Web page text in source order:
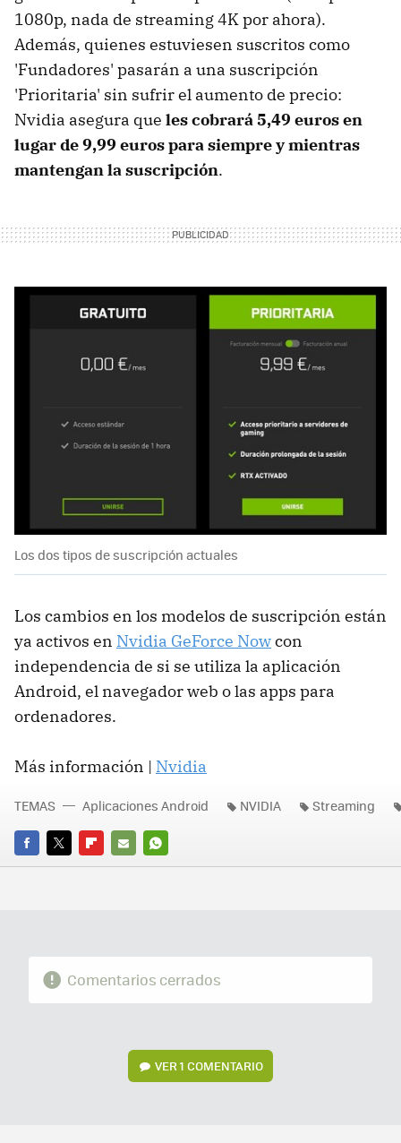
1080p, nada de streaming 4K por ahora).
Además, quienes estuviesen suscritos como
'Fundadores' pasarán a una suscripción
'Prioritaria' sin sufrir el aumento de precio:
Nvidia asegura que les cobrará 5,49 euros en
lugar de 9,99 euros para siempre y mientras
mantengan la suscripción.
Los dos tipos de suscripción actuales
Los cambios en los modelos de suscripción están
ya activos en Nvidia GeForce Nowcon
independencia de si se utiliza la aplicación
Android, el navegador web o las apps para
ordenadores.
Más información | Nvidia
FACEBOOK
TWITTERFLIPBOARD
E-
WHATSAPP
TEMAS Aplicaciones Android NVIDIA Streaming
Comentarios cerrados
VER1 COMENTARIO